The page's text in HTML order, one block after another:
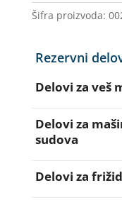
WHIRLPOOL
količina
Šifra proizvoda:
Rezervni
Delovi za veš
Amortizeri za
Delovi za
sudova
Creva za sudo
Delovi za